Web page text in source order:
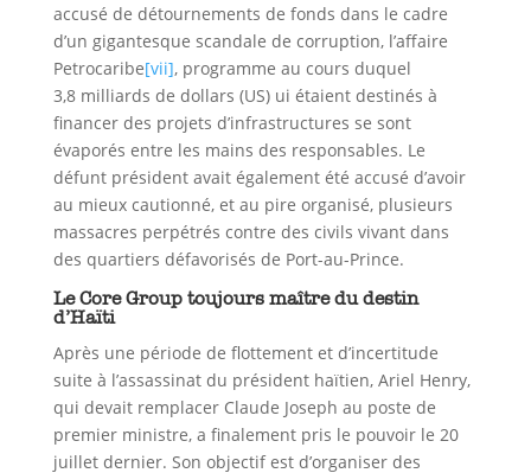
accusé de détournements de fonds dans le cadre
d’un gigantesque scandale de corruption, l’affaire
Petrocaribe[vii], programme au cours duquel
3,8 milliards de dollars (US) ui étaient destinés à
financer des projets d’infrastructures se sont
évaporés entre les mains des responsables. Le
défunt président avait également été accusé d’avoir
au mieux cautionné, et au pire organisé, plusieurs
massacres perpétrés contre des civils vivant dans
des quartiers défavorisés de Port-au-Prince.
Le Core Group toujours maître du destin
d’Haïti
Après une période de flottement et d’incertitude
suite à l’assassinat du président haïtien, Ariel Henry,
qui devait remplacer Claude Joseph au poste de
premier ministre, a finalement pris le pouvoir le 20
juillet dernier. Son objectif est d’organiser des